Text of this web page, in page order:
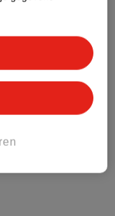
geen Nature